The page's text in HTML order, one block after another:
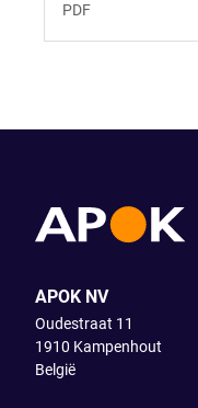
PDF
APOK NV
Oudestraat 11
1910 Kampenhout
België